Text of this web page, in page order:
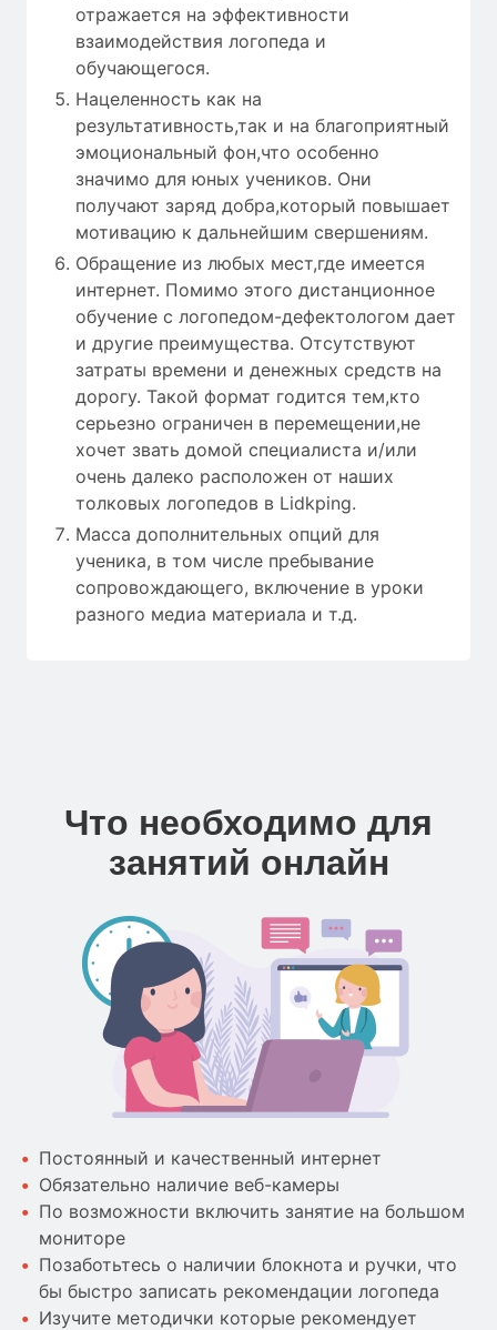
отражается на эффективности
взаимодействия логопеда и
обучающегося.
Нацеленность как на
результативность,так и на благоприятный
эмоциональный фон,что особенно
значимо для юных учеников. Они
получают заряд добра,который повышает
мотивацию к дальнейшим свершениям.
Обращение из любых мест,где имеется
интернет. Помимо этого дистанционное
обучение с логопедом-дефектологом дает
и другие преимущества. Отсутствуют
затраты времени и денежных средств на
дорогу. Такой формат годится тем,кто
серьезно ограничен в перемещении,не
хочет звать домой специалиста и/или
очень далеко расположен от наших
толковых логопедов в Lidkping.
Масса дополнительных опций для
ученика, в том числе пребывание
сопровождающего, включение в уроки
разного медиа материала и т.д.
Что необходимо для
занятий онлайн
Постоянный и качественный интернет
Обязательно наличие веб-камеры
По возможности включить занятие на большом
мониторе
Позаботьтесь о наличии блокнота и ручки, что
бы быстро записать рекомендации логопеда
Изучите методички которые рекомендует